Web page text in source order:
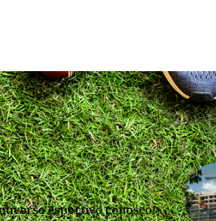
esportivo conosco!